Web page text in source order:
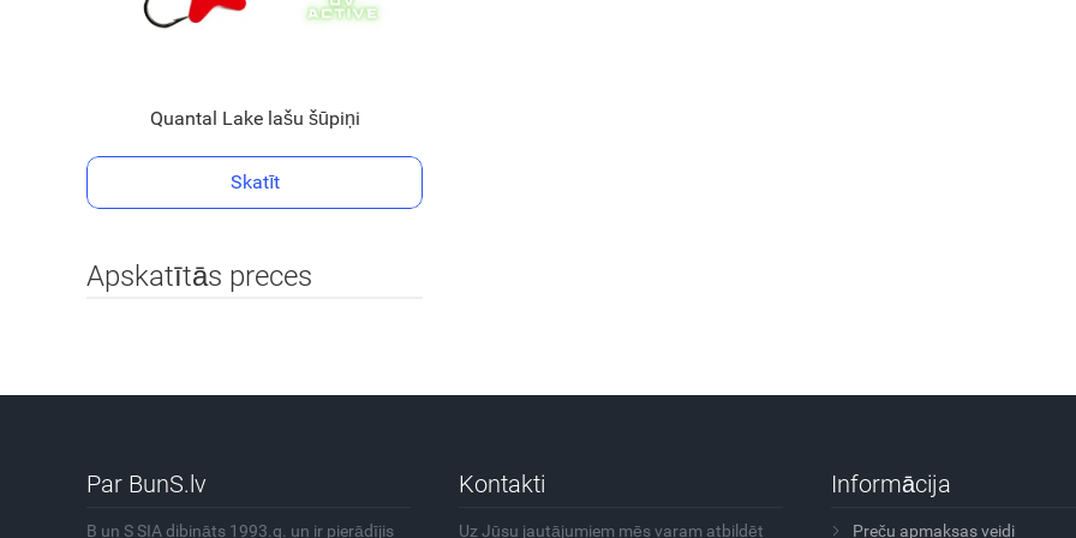
Quantal Lake lašu šūpiņi
Skatīt
Apskatītās preces
Par BunS.lv
B un S SIA dibināts 1993.g. un ir pierādījis
Kontakti
Uz Jūsu jautājumiem mēs varam atbildēt
Informācija
Preču apmaksas veidi